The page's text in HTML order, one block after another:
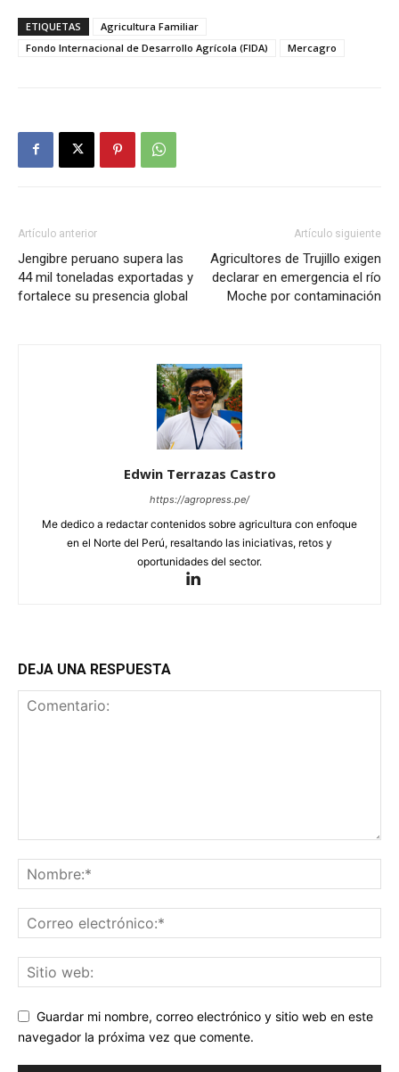
ETIQUETAS
Agricultura Familiar
Fondo Internacional de Desarrollo Agrícola (FIDA)
Mercagro
Artículo anterior
Jengibre peruano supera las
44 mil toneladas exportadas y
fortalece su presencia global
Artículo siguiente
Agricultores de Trujillo exigen
declarar en emergencia el río
Moche por contaminación
Edwin Terrazas Castro
https://agropress.pe/
Me dedico a redactar contenidos sobre agricultura con enfoque
en el Norte del Perú, resaltando las iniciativas, retos y
oportunidades del sector.
DEJA UNA RESPUESTA
Guardar mi nombre, correo electrónico y sitio web en este
navegador la próxima vez que comente.